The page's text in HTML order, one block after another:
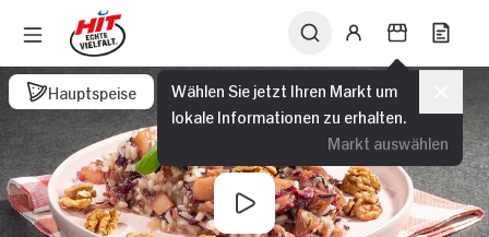
Wählen Sie jetzt Ihren Markt um
lokale Informationen zu erhalten.
Markt auswählen
Hauptspeise